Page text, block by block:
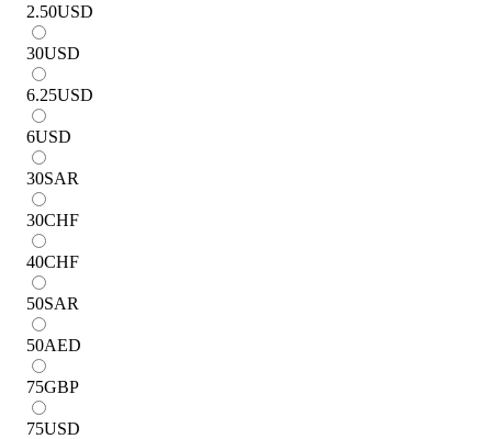
2.50USD
30USD
6.25USD
6USD
30SAR
30CHF
40CHF
50SAR
50AED
75GBP
75USD